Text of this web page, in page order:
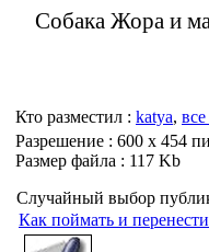
Собака Жора и
Кто разместил : katya,
Разрешение : 600 x 454
Размер файла : 117 Kb
Случайный выбор
Как поймать и